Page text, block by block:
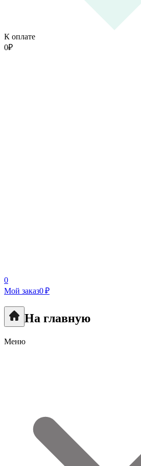
К оплате
0₽
0
Мой заказ0 ₽
На главную
Меню